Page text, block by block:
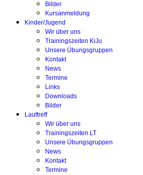
Bilder
Kursanmeldung
Kinder/Jugend
Wir über uns
Trainingszeiten KiJu
Unsere Übungsgruppen
Kontakt
News
Termine
Links
Downloads
Bilder
Lauftreff
Wir über uns
Trainingszeiten LT
Unsere Übungsgruppen
News
Kontakt
Termine